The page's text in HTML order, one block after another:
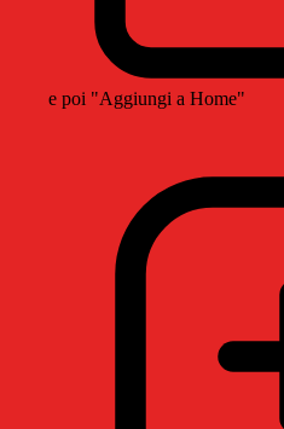
e poi "Aggiungi a Home"